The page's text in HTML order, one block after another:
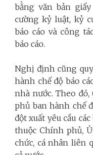
bằng văn bản
cường kỷ luật, kỷ
báo cáo và công
báo cáo.
Nghị định cũng
hành chế độ báo
nhà nước. Theo
phủ ban hành chế
đột xuất yêu cầu
thuộc Chính phủ,
chức, cá nhân liên